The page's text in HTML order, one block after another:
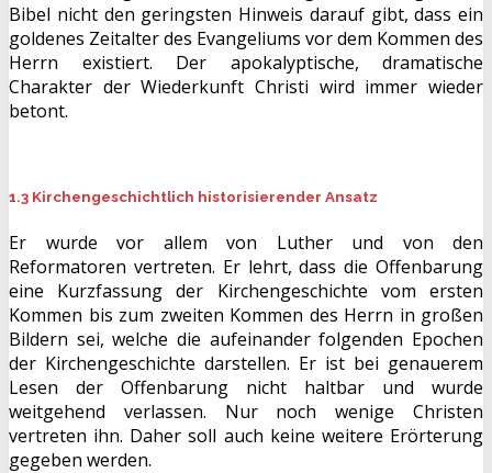
Bibel nicht den geringsten Hinweis darauf gibt, dass ein
goldenes Zeitalter des Evangeliums vor dem Kommen des
Herrn existiert. Der apokalyptische, dramatische
Charakter der Wiederkunft Christi wird immer wieder
betont.
1.3 Kirchengeschichtlich historisierender Ansatz
Er wurde vor allem von Luther und von den
Reformatoren vertreten. Er lehrt, dass die Offenbarung
eine Kurzfassung der Kirchengeschichte vom ersten
Kommen bis zum zweiten Kommen des Herrn in großen
Bildern sei, welche die aufeinander folgenden Epochen
der Kirchengeschichte darstellen. Er ist bei genauerem
Lesen der Offenbarung nicht haltbar und wurde
weitgehend verlassen. Nur noch wenige Christen
vertreten ihn. Daher soll auch keine weitere Erörterung
gegeben werden.